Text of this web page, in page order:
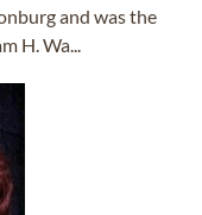
and was the
H. Wa...